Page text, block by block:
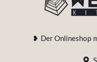
❥ Der Onlineshop